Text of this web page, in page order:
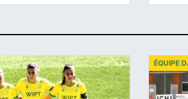
ÉQUIPE